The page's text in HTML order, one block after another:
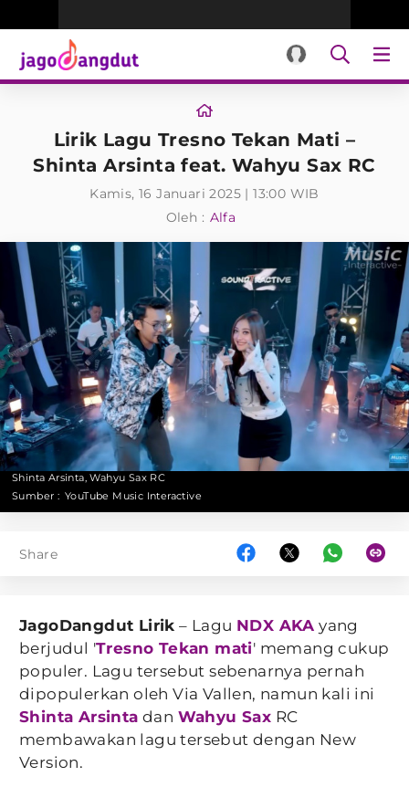
Lirik Lagu Tresno Tekan Mati –
Shinta Arsinta feat. Wahyu Sax RC
Kamis, 16 Januari 2025 | 13:00 WIB
Oleh : Alfa
Shinta Arsinta, Wahyu Sax RC
Sumber : YouTube Music Interactive
Share
JagoDangdut Lirik – Lagu NDX AKA yang
berjudul 'Tresno Tekan mati' memang cukup
populer. Lagu tersebut sebenarnya pernah
dipopulerkan oleh Via Vallen, namun kali ini
Shinta Arsinta dan Wahyu Sax RC
membawakan lagu tersebut dengan New
Version.